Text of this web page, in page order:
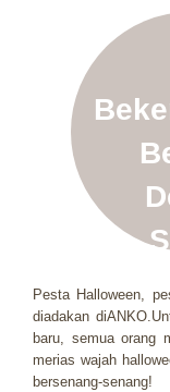
Pesta Halloween,
diadakan
baru, semua orang
merias wajah
bersenang-senang!